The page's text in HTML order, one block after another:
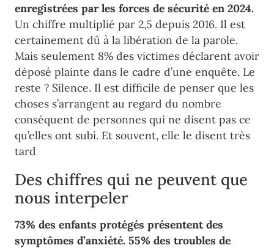
enregistrées par les forces de sécurité en 2024.
Un chiffre multiplié par 2,5 depuis 2016. Il est
certainement dû à la libération de la parole.
Mais seulement 8% des victimes déclarent avoir
déposé plainte dans le cadre d’une enquête. Le
reste ? Silence. Il est difficile de penser que les
choses s’arrangent au regard du nombre
conséquent de personnes qui ne disent pas ce
qu’elles ont subi. Et souvent, elle le disent très
tard
Des chiffres qui ne peuvent que
nous interpeler
73% des enfants protégés présentent des
symptômes d’anxiété. 55% des troubles de